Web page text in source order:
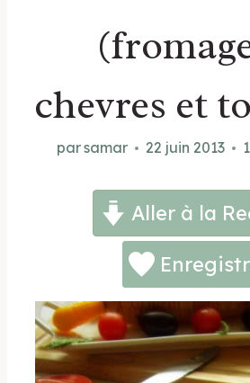
chevres et
parsamar 22 juin 2013
Aller à la